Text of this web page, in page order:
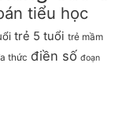
tiểu học
trẻ 5 tuổi trẻ mầm
thức điền số đoạn